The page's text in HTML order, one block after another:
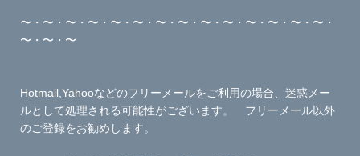
〜・〜・〜・〜・〜・〜・〜・〜・〜・〜・〜・〜・〜・〜・
〜・〜・〜
Hotmail,Yahooなどのフリーメールをご利用の場合、迷惑メー
ルとして処理される可能性がございます。 フリーメール以外
のご登録をお勧めします。